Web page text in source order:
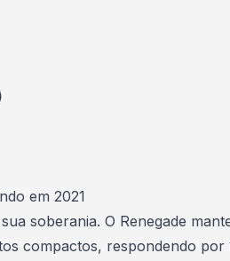
em 2021
soberania. O Renegade
compactos, respondendo por